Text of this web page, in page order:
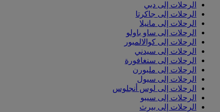
الرحلات إلى دبي
الرحلات إلى جاكرتا
الرحلات إلى مانيلا
الرحلات إلى ساو باولو
الرحلات إلى كوالالمبور
الرحلات إلى سيدني
الرحلات إلى سنغافورة
الرحلات إلى ملبورن
الرحلات إلى سيول
الرحلات إلى لوس أنجلوس
الرحلات إلى سيبو
الرحلات إلى بيرث